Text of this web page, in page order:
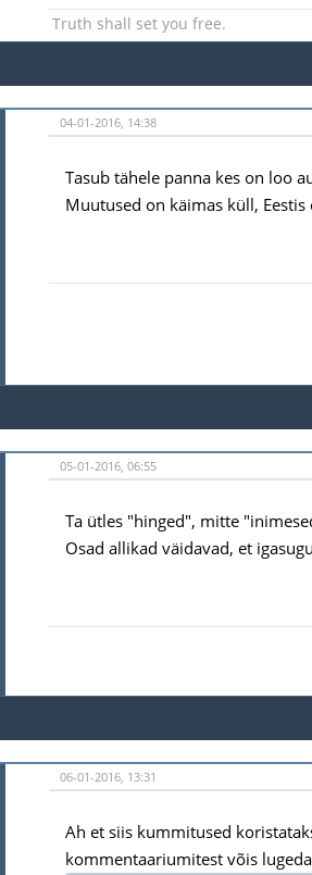
Truth shall set you free.
04-01-2016, 14:38
Tasub tähele panna kes on loo
Muutused on käimas küll,
05-01-2016, 06:55
Ta ütles "hinged", mitte
Osad allikad väidavad, et
06-01-2016, 13:31
Ah et siis kummitused
kommentaariumitest võis